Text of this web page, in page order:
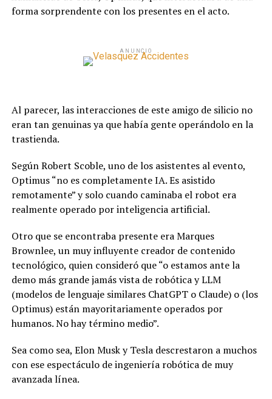
forma sorprendente con los presentes en el acto.
ANUNCIO
Al parecer, las interacciones de este amigo de silicio no
eran tan genuinas ya que había gente operándolo en la
trastienda.
Según Robert Scoble, uno de los asistentes al evento,
Optimus “no es completamente IA. Es asistido
remotamente” y solo cuando caminaba el robot era
realmente operado por inteligencia artificial.
Otro que se encontraba presente era Marques
Brownlee, un muy influyente creador de contenido
tecnológico, quien consideró que “o estamos ante la
demo más grande jamás vista de robótica y LLM
(modelos de lenguaje similares ChatGPT o Claude) o (los
Optimus) están mayoritariamente operados por
humanos. No hay término medio”.
Sea como sea, Elon Musk y Tesla descrestaron a muchos
con ese espectáculo de ingeniería robótica de muy
avanzada línea.